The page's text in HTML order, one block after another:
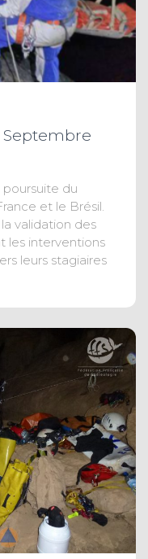
Septembre
poursuite du
et le Brésil.
validation des
les interventions
leurs stagiaires